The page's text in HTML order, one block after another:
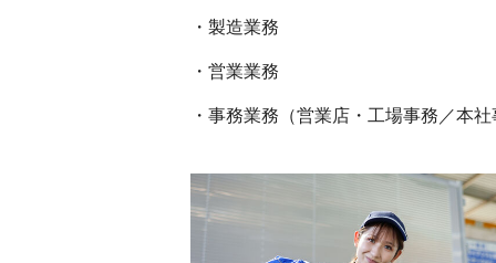
・製造業務
・営業業務
・事務業務（営業店・工場事務／本